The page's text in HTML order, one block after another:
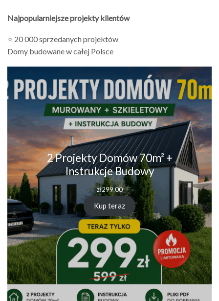
Najpopularniejsze projekty klientów
⭐ 20 000 sprzedanych projektów
Domy budowane w całej Polsce
2 Projekty Domów 70m² +
Instrukcje Budowy
zł299.00
Kup teraz